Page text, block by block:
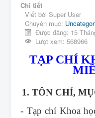
Chi tiết
Viết bởi Super User
Chuyên mục:
Được đăng: 15
Lượt xem: 568966
TẠP CHÍ
1. TÔN CHỈ,
- Tạp chí Khoa